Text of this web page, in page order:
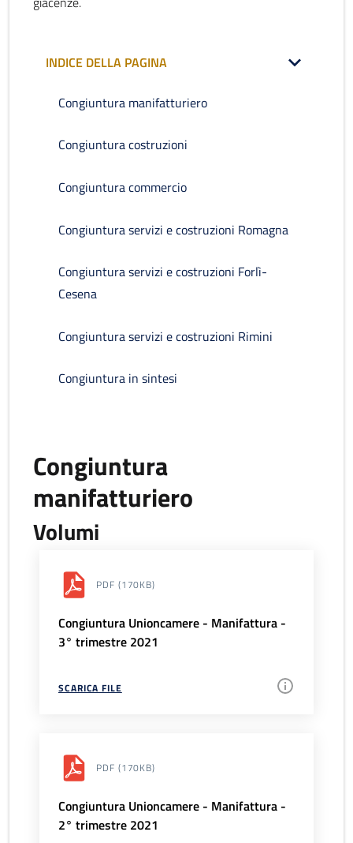
INDICE DELLA PAGINA
Congiuntura manifatturiero
Congiuntura costruzioni
Congiuntura commercio
Congiuntura servizi e costruzioni Romagna
Congiuntura servizi e costruzioni Forlì-
Cesena
Congiuntura servizi e costruzioni Rimini
Congiuntura in sintesi
Congiuntura
manifatturiero
Volumi
PDF (170KB)
Congiuntura Unioncamere - Manifattura -
3° trimestre 2021
SCARICA FILE
PDF (170KB)
Congiuntura Unioncamere - Manifattura -
2° trimestre 2021